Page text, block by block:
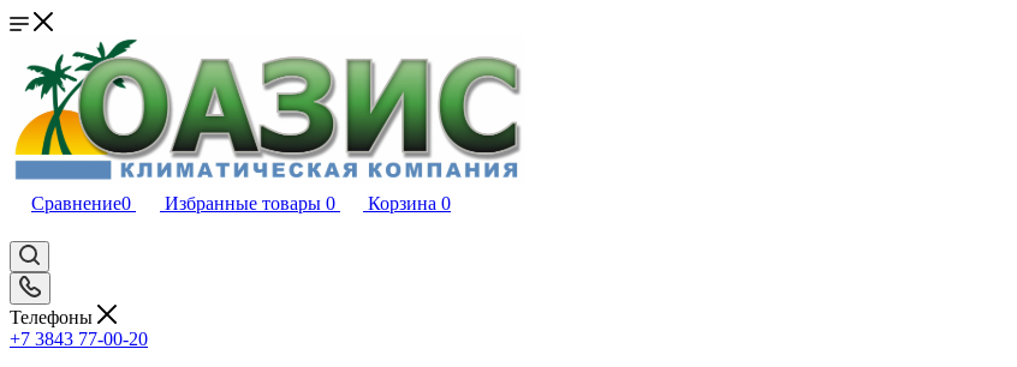
Сравнение0 Избранные товары 0 Корзина 0
Телефоны
+7 3843 77-00-20